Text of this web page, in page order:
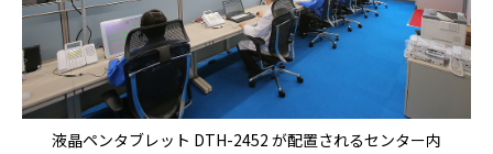
液晶ペンタブレット DTH-2452 が配置されるセンター内